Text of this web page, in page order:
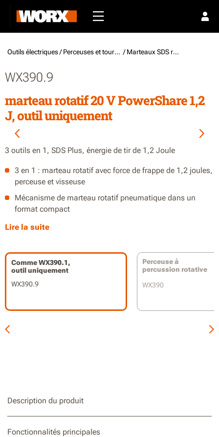
Outils électriques / Perceuses et tournevis / Marteaux SDS rotatifs à batterie
WX390.9
marteau rotatif 20 V PowerShare 1,2
J, outil uniquement
3 outils en 1, SDS Plus, énergie de tir de 1,2 Joule
3 en 1 : marteau rotatif avec force de frappe de 1,2 joules,
perceuse et visseuse
Mécanisme de marteau rotatif pneumatique dans un
format compact
Perce des trous dans du béton dur jusqu'à 1 3mm
Compatible avec les embouts SDS Plus pour une
compatibilité maximale
Fait partie de la plateforme de batteries Worx PowerShare
Lire la suite
Comme WX390.1,
outil uniquement
WX390.9
Perceuse à
percussion rotative
WX390
Description du produit
Fonctionnalités principales